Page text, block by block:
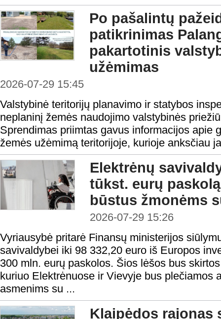
Po pašalintų
patikrinimas
pakartotinis
užėmimas
2026-07-29 15:45
Valstybinė teritorijų planavimo ir statybos
neplaninį žemės naudojimo valstybinės
Sprendimas priimtas gavus informacijos apie
žemės užėmimą teritorijoje, kurioje anksčiau
Elektrėnų
tūkst. eurų
būstus žmonėms
2026-07-29 15:26
Vyriausybė pritarė Finansų ministerijos
savivaldybei iki 98 332,20 euro iš Europos
300 mln. eurų paskolos. Šios lėšos bus
kuriuo Elektrėnuose ir Vievyje bus plečiamos
asmenims su ...
Klaipėdos rajonas